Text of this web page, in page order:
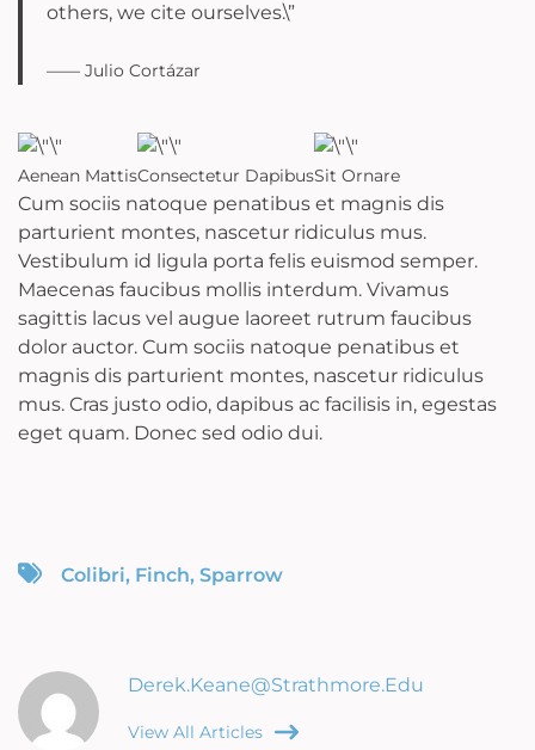
others, we cite ourselves.\”
—— Julio Cortázar
Aenean MattisConsectetur DapibusSit Ornare
Cum sociis natoque penatibus et magnis dis
parturient montes, nascetur ridiculus mus.
Vestibulum id ligula porta felis euismod semper.
Maecenas faucibus mollis interdum. Vivamus
sagittis lacus vel augue laoreet rutrum faucibus
dolor auctor. Cum sociis natoque penatibus et
magnis dis parturient montes, nascetur ridiculus
mus. Cras justo odio, dapibus ac facilisis in, egestas
eget quam. Donec sed odio dui.
Colibri, Finch, Sparrow
Derek.keane@strathmore.edu
View All Articles